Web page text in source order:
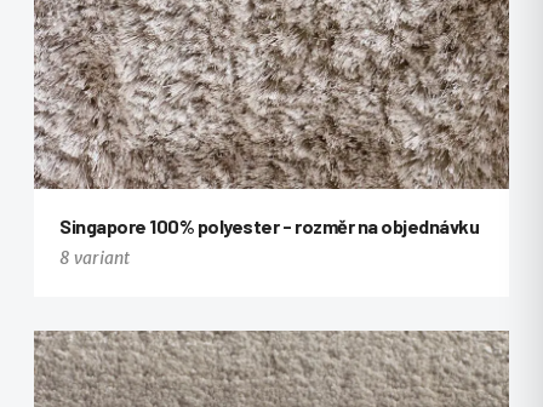
Singapore 100% polyester - rozměr na objednávku
8 variant